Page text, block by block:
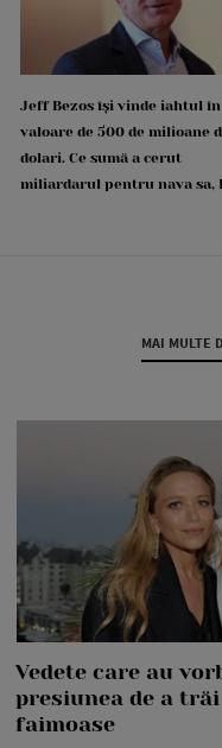
Jeff Bezos își vinde iahtul în
valoare de 500 de milioane
dolari. Ce sumă a cerut
miliardarul pentru nava sa,
MAI MULTE
Vedete care au
presiunea de a
faimoase